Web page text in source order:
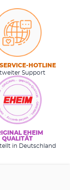
HOTLINE
Support
EHEIM
QUALITÄT
in Deutschland